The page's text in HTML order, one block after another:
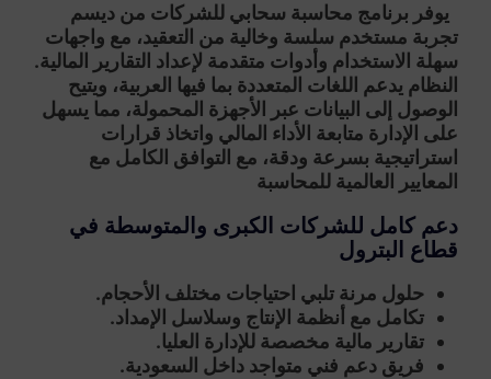
يوفر برنامج محاسبة سحابي للشركات من ديسم
تجربة مستخدم سلسة وخالية من التعقيد، مع واجهات
سهلة الاستخدام وأدوات متقدمة لإعداد التقارير المالية.
النظام يدعم اللغات المتعددة بما فيها العربية، ويتيح
الوصول إلى البيانات عبر الأجهزة المحمولة، مما يسهل
على الإدارة متابعة الأداء المالي واتخاذ قرارات
استراتيجية بسرعة ودقة، مع التوافق الكامل مع
المعايير العالمية للمحاسبة
دعم كامل للشركات الكبرى والمتوسطة في
قطاع البترول
حلول مرنة تلبي احتياجات مختلف الأحجام.
تكامل مع أنظمة الإنتاج وسلاسل الإمداد.
تقارير مالية مخصصة للإدارة العليا.
فريق دعم فني متواجد داخل السعودية.